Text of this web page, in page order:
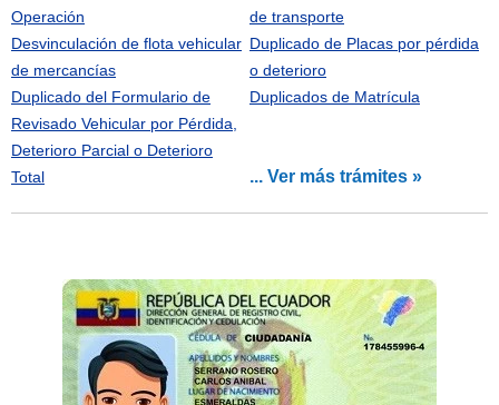
Operación
de transporte
Desvinculación de flota vehicular
de mercancías
Duplicado de Placas por pérdida
o deterioro
Duplicado del Formulario de
Revisado Vehicular por Pérdida,
Deterioro Parcial o Deterioro
Total
Duplicados de Matrícula
... Ver más trámites »